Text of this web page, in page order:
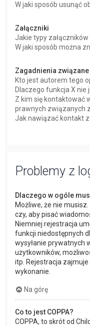
W jaki sposób usunąć
Załączniki
Jakie typy
W jaki sposób można
Zagadnienia związane
Kto jest autorem tego
Dlaczego funkcja X nie
Z kim się kontaktować
prawnych związanych
Jak nawiązać kontakt
Problemy z
Dlaczego w ogóle
Możliwe, że nie
czy, aby pisać
Niemniej rejestracja
funkcji niedostępnych
wysyłanie prywatnych
użytkowników,
itp. Rejestracja zajmuje
wykonanie.
Na górę
Co to jest COPPA?
COPPA, to skrót od